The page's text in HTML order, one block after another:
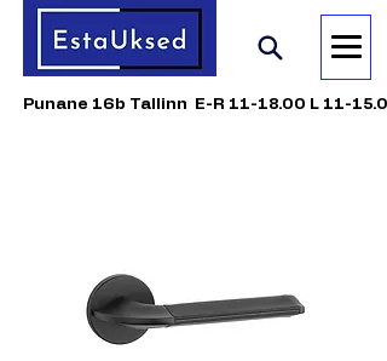
Punane 16b Tallinn E-R 11-18.00 L 11-